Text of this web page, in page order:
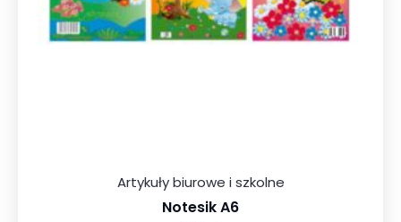
Artykuły biurowe i szkolne
Notesik A6